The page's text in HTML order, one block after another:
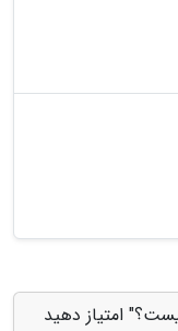
امتیاز دهید